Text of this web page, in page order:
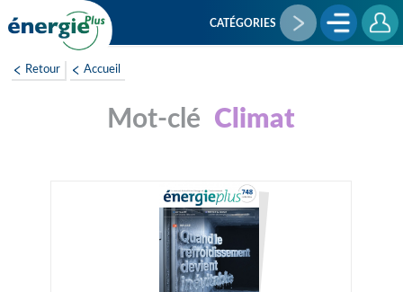
au
CATÉGORIES
Retour Accueil
Climat